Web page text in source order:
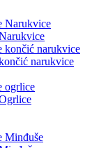
Narukvice
končić narukvice
narukvice
ogrlice
Minđuše